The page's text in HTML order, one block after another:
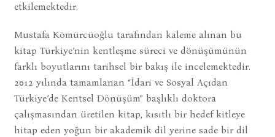
etkilemektedir.
Mustafa Kömürcüoğlu tarafından kaleme alınan bu
kitap Türkiye’nin kentleşme süreci ve dönüşümünün
farklı boyutlarını tarihsel bir bakış ile incelemektedir.
2012 yılında tamamlanan “İdari ve Sosyal Açıdan
Türkiye’de Kentsel Dönüşüm” başlıklı doktora
çalışmasından üretilen kitap, kısıtlı bir hedef kitleye
hitap eden yoğun bir akademik dil yerine sade bir dil